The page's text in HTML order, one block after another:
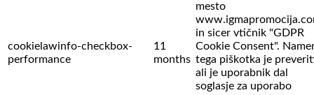
cookielawinfo-checkbox-
performance
11
months
mesto
in sicer vtičnik "GDPR
Cookie Consent".
tega piškotka je
ali je uporabnik dal
soglasje za uporabo